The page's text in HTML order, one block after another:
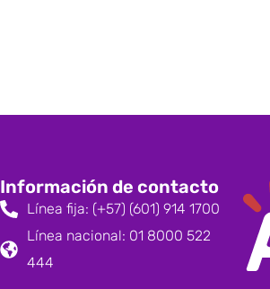
Información de contacto
Línea fija: (+57) (601) 914 1700
Línea nacional: 01 8000 522
444